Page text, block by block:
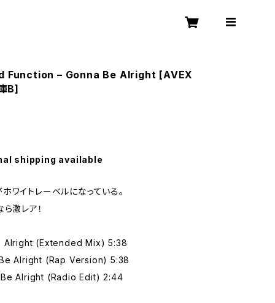
Function – Gonna Be Alright [AVEX
B]
shipping available
ワイトレーベルになっている。
激レア！
Alright (Extended Mix) 5:38
Alright (Rap Version) 5:38
Alright (Radio Edit) 2:44